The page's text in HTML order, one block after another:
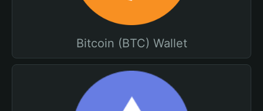
Bitcoin (BTC) Wallet